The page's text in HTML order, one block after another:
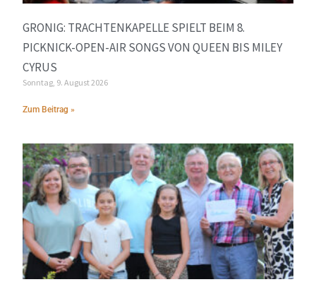
GRONIG: TRACHTENKAPELLE SPIELT BEIM 8.
PICKNICK-OPEN-AIR SONGS VON QUEEN BIS MILEY
CYRUS
Sonntag, 9. August 2026
Zum Beitrag »